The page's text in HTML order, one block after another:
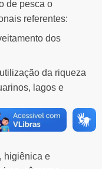
de pesca o
referentes:
dos
da riqueza
lagos e
afins e
higiênica e